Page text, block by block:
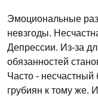
Эмоциональные
невзгоды.
Депрессии. Из-за
обязанностей
Часто - несчастный
грубиян к тому же.